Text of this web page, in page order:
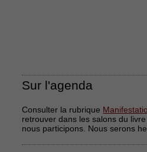
Sur l'agenda
Consulter la rubrique
retrouver dans les salons du
nous participons. Nous serons